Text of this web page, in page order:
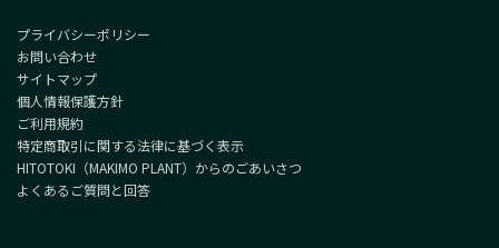
プライバシーポリシー
お問い合わせ
サイトマップ
個人情報保護方針
ご利用規約
特定商取引に関する法律に基づく表示
HITOTOKI（MAKIMO PLANT）からのごあいさつ
よくあるご質問と回答